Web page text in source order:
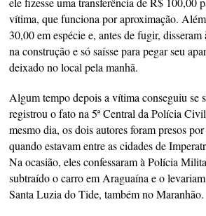
vítima, que funciona por aproximação.
30,00 em espécie e, antes de fugir, disseram
na construção e só saísse para pegar seu
deixado no local pela manhã.
Algum tempo depois a vítima conseguiu se
registrou o fato na 5ª Central da Polícia
mesmo dia, os dois autores foram presos
quando estavam entre as cidades de
Na ocasião, eles confessaram à Polícia
subtraído o carro em Araguaína e o
Santa Luzia do Tide, também no Maranhão.